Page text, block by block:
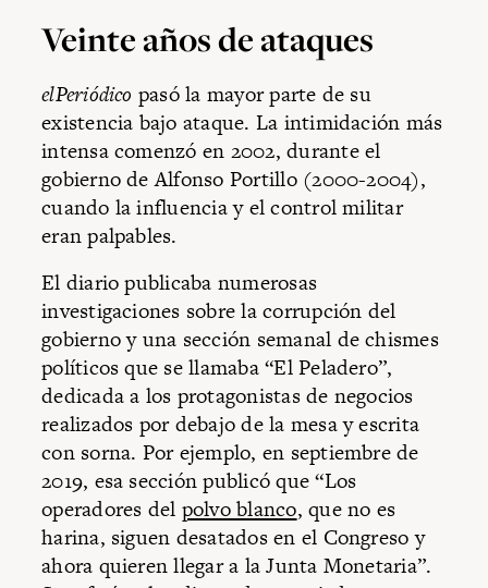
Veinte años de ataques
elPeriódico pasó la mayor parte de su
existencia bajo ataque. La intimidación más
intensa comenzó en 2002, durante el
gobierno de Alfonso Portillo (2000-2004),
cuando la influencia y el control militar
eran palpables.
El diario publicaba numerosas
investigaciones sobre la corrupción del
gobierno y una sección semanal de chismes
políticos que se llamaba “El Peladero”,
dedicada a los protagonistas de negocios
realizados por debajo de la mesa y escrita
con sorna. Por ejemplo, en septiembre de
2019, esa sección publicó que “Los
operadores del polvo blanco, que no es
harina, siguen desatados en el Congreso y
ahora quieren llegar a la Junta Monetaria”.